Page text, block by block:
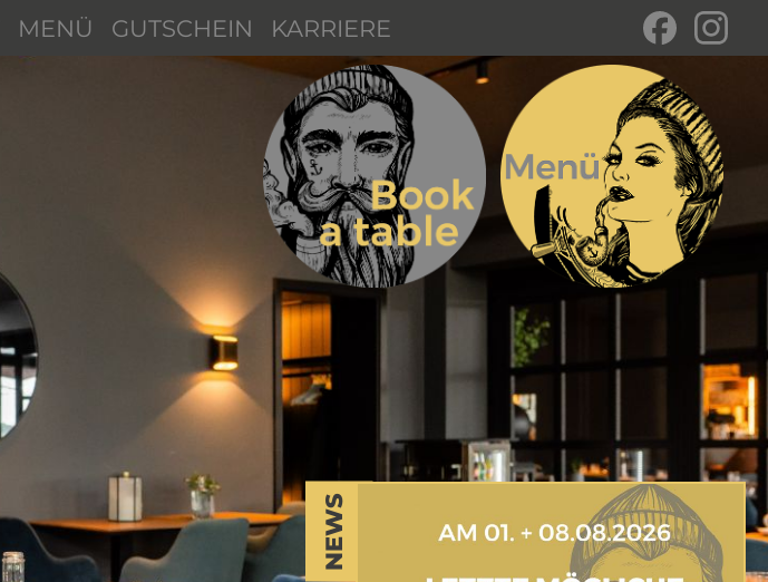
MENÜ GUTSCHEIN KARRIERE
NEWS